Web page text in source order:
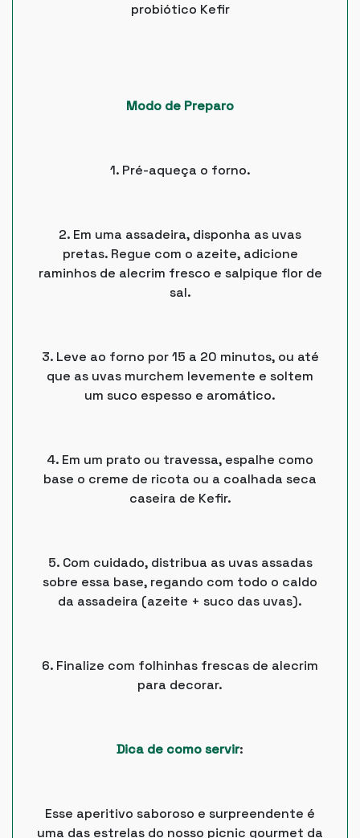
probiótico Kefir
Modo de Preparo
1. Pré-aqueça o forno.
2. Em uma assadeira, disponha as uvas
pretas. Regue com o azeite, adicione
raminhos de alecrim fresco e salpique flor de
sal.
3. Leve ao forno por 15 a 20 minutos, ou até
que as uvas murchem levemente e soltem
um suco espesso e aromático.
4. Em um prato ou travessa, espalhe como
base o creme de ricota ou a coalhada seca
caseira de Kefir.
5. Com cuidado, distribua as uvas assadas
sobre essa base, regando com todo o caldo
da assadeira (azeite + suco das uvas).
6. Finalize com folhinhas frescas de alecrim
para decorar.
Dica de como servir:
Esse aperitivo saboroso e surpreendente é
uma das estrelas do nosso picnic gourmet da